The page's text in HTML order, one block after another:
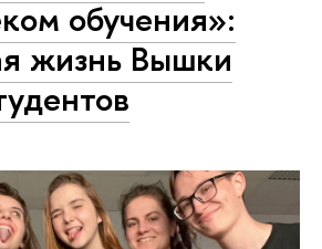
обучения»:
жизнь Вышки